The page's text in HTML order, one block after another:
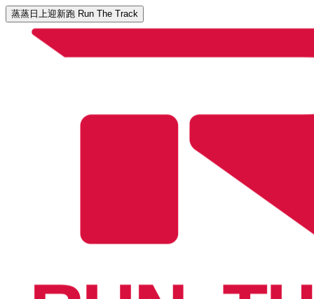
蒸蒸日上迎新跑 Run The Track